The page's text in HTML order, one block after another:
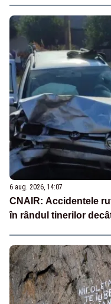
6 aug. 2026, 14:07
CNAIR: Accidentele
în rândul tinerilor